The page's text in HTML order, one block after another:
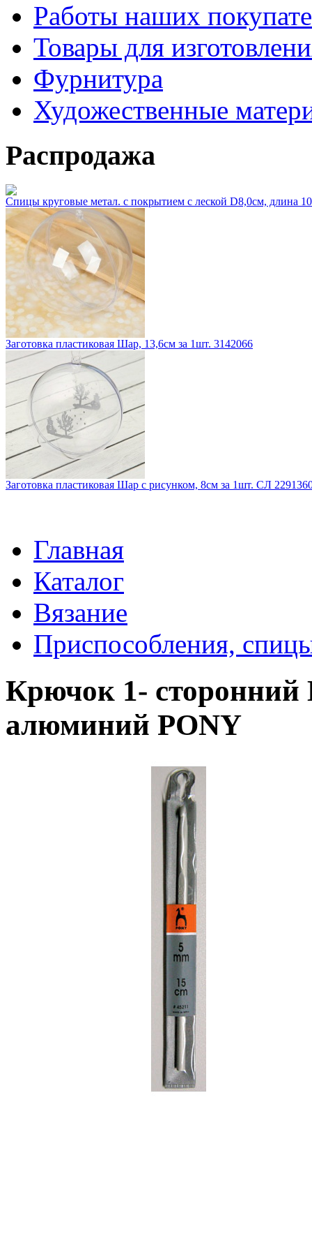
Работы наших
Товары для
Фурнитура
Художественные
Распродажа
Спицы круговые метал. с покрытием с леской D8,0см, длина
Заготовка пластиковая Шар, 13,6см за 1шт. 3142066
Заготовка пластиковая Шар с рисунком, 8см за 1шт. СЛ
Главная
Каталог
Вязание
Приспособления,
Крючок 1- сторонний
алюминий PONY